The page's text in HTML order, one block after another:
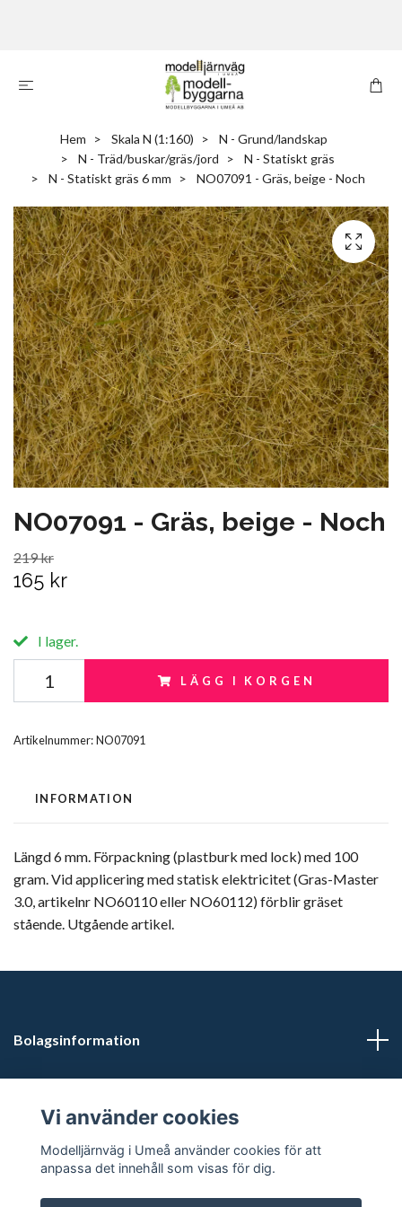
Hem Skala N (1:160)
N - Grund/landskap
N - Träd/buskar/gräs/jord
N - Statiskt gräs
N - Statiskt gräs 6 mm
NO07091 - Gräs, beige - Noch
NO07091 - Gräs, beige - Noch
219 kr
165 kr
I lager.
LÄGG I KORGEN
Artikelnummer:NO07091
INFORMATION
Längd 6 mm. Förpackning (plastburk med lock) med 100
gram. Vid applicering med statisk elektricitet (Gras-Master
3.0, artikelnr NO60110 eller NO60112) förblir gräset
stående. Utgående artikel.
Bolagsinformation
Butikstider: Vardagar kl 12.00-15.00. Övrig tid efter
överenskommelse.
Vi använder cookies
Modelljärnväg i Umeå använder cookies för att
anpassa det innehåll som visas för dig.